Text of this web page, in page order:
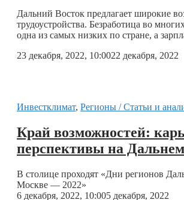
Дальний Восток предлагает широкие
трудоустройства. Безработица во
одна из самых низких по стране, а
23 декабря, 2022, 10:0022 декабря, 2022
Инвестклимат, Регионы / Статьи и
Край возможностей:
перспективы на
В столице проходят «Дни регионов
Москве — 2022»
6 декабря, 2022, 10:005 декабря, 2022